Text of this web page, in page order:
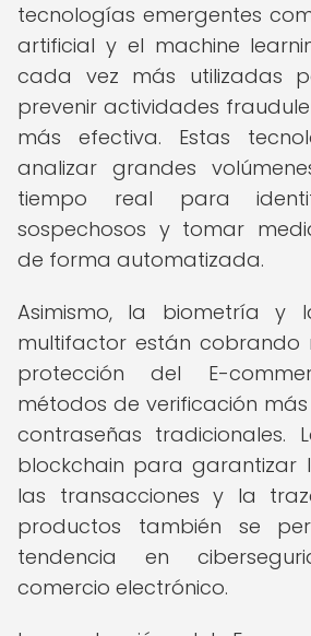
tecnologías emergentes
artificial y el machine
cada vez más utilizadas
prevenir actividades
más efectiva. Estas
analizar grandes
tiempo real para
sospechosos y tomar
de forma automatizada.
Asimismo, la biometría y
multifactor están cobrando
protección del E-
métodos de verificación
contraseñas tradicionales.
blockchain para garantizar
las transacciones y la
productos también se
tendencia en
comercio electrónico.